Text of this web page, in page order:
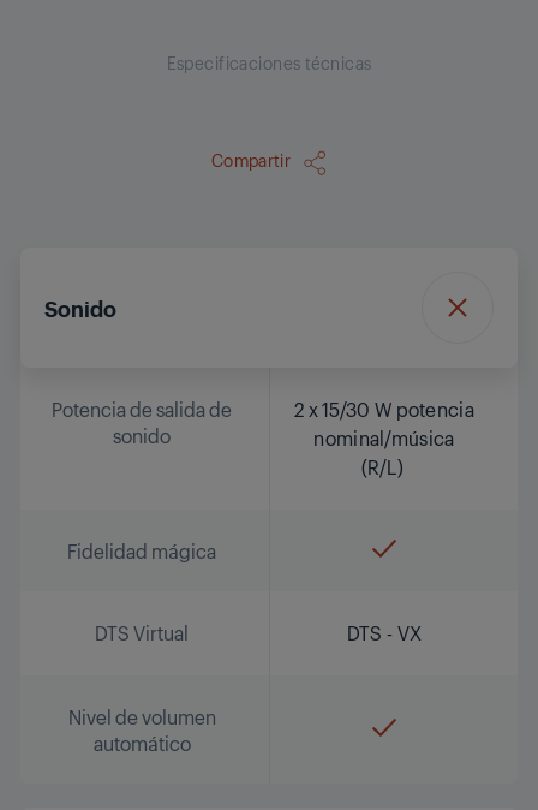
Especificaciones técnicas
Compartir
Sonido
Potencia de salida de
sonido
2 x 15/30 W potencia
nominal/música
(R/L)
Fidelidad mágica
DTS Virtual DTS - VX
Nivel de volumen
automático